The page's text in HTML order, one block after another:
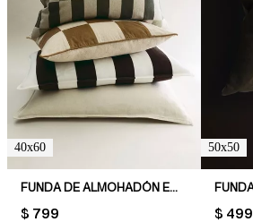
40x60
FUNDA DE ALMOHADÓN EN MEZCLA DE LINO
PRICE:
$ 799
50x50
PRICE:
$ 499